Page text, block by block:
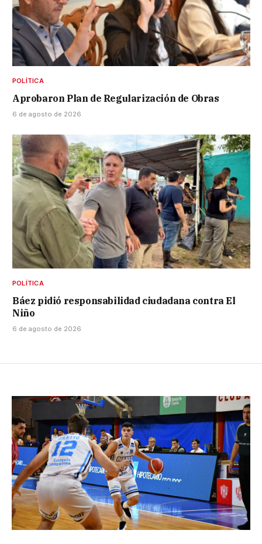
POLÍTICA
Aprobaron Plan de Regularización de Obras
6 de agosto de 2026
POLÍTICA
Báez pidió responsabilidad ciudadana contra El
Niño
6 de agosto de 2026